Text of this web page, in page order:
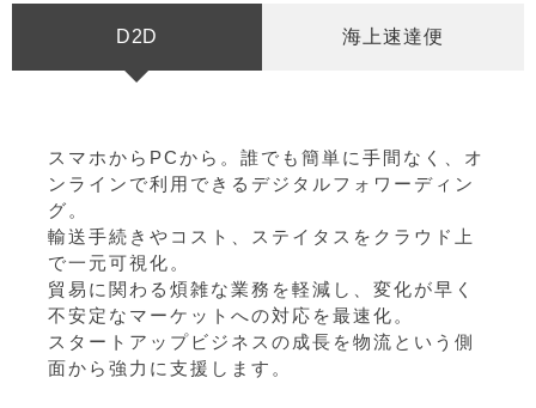
D2D 海上速達便
スマホからPCから。誰でも簡単に手間なく、オ
ンラインで利用できるデジタルフォワーディン
グ。
輸送手続きやコスト、ステイタスをクラウド上
で一元可視化。
貿易に関わる煩雑な業務を軽減し、変化が早く
不安定なマーケットへの対応を最速化。
スタートアップビジネスの成長を物流という側
面から強力に支援します。